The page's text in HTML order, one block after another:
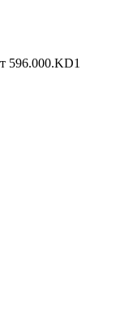
596.000.KD1